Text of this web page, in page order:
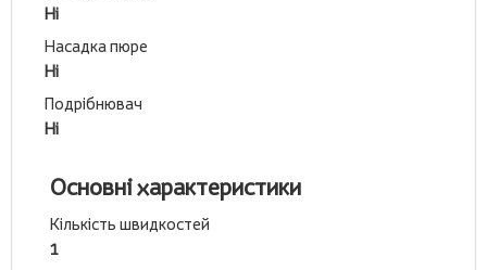
Ні
Насадка пюре
Ні
Подрібнювач
Ні
Основні характеристики
Кількість швидкостей
1